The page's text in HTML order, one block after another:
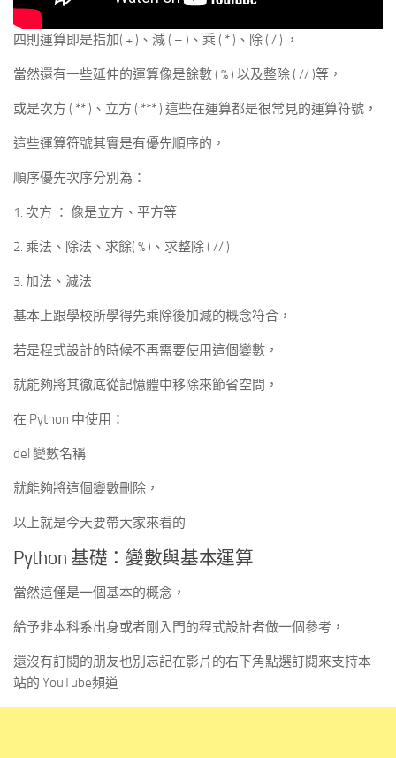
四則運算即是指加( + )、減 ( – )、乘 ( * )、除 ( / ) ，
當然還有一些延伸的運算像是餘數 ( % ) 以及整除 ( // )等，
或是次方 ( ** )、立方 ( *** ) 這些在運算都是很常見的運算符號，
這些運算符號其實是有優先順序的，
順序優先次序分別為：
1. 次方 ： 像是立方、平方等
2. 乘法、除法、求餘( % )、求整除 ( // )
3. 加法、減法
基本上跟學校所學得先乘除後加減的概念符合，
若是程式設計的時候不再需要使用這個變數，
就能夠將其徹底從記憶體中移除來節省空間，
在 Python 中使用：
del 變數名稱
就能夠將這個變數刪除，
以上就是今天要帶大家來看的
Python 基礎：變數與基本運算
當然這僅是一個基本的概念，
給予非本科系出身或者剛入門的程式設計者做一個參考，
還沒有訂閱的朋友也別忘記在影片的右下角點選訂閱來支持本
站的 YouTube頻道